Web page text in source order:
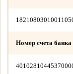
Номер счета банка